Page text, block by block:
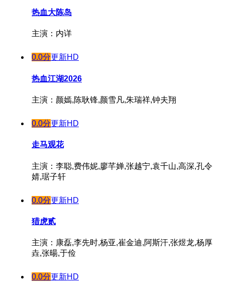
热血大陈岛
主演：内详
0.0分更新HD
热血江湖2026
主演：颜嫣,陈耿锋,颜雪凡,朱瑞祥,钟夫翔
0.0分更新HD
走马观花
主演：李聪,费伟妮,廖芊婵,张越宁,袁千山,高深,孔令
婧,琚子轩
0.0分更新HD
猎虎贰
主演：康磊,李先时,杨亚,崔金迪,阿斯汗,张煜龙,杨厚
垚,张暘,于俭
0.0分更新HD